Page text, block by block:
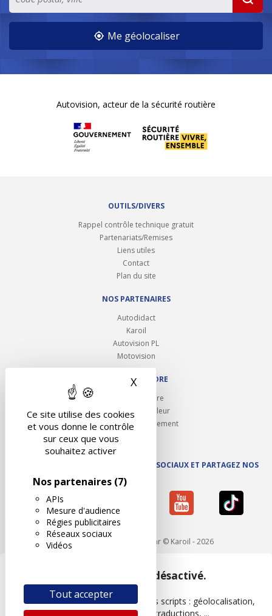
Ce site utilise des cookies
et vous donne le contrôle
sur ceux que vous
souhaitez activer
Nos partenaires (7)
APIs
Mesure d'audience
Régies publicitaires
Réseaux sociaux
Vidéos
Tout accepter
X Masquer le bandeau des
Me géolocaliser
Autovision, acteur de la sécurité routière
OUTILS/DIVERS
Rappel contrôle technique gratuit
Partenariats/Remises
Liens utiles
Contact
Plan du site
NOS PARTENAIRES
Autodidact
Karoil
Autovision PL
Motovision
NOUS REJOINDRE
Ouvrir un centre
Devenez contrôleur
Carrières et recrutement
SUIVEZ AUTOVISION SUR LES RÉSEAUX SOCIAUX ET PARTAGEZ NOS
ACTUS
Mentions légales - Réalisé par © Karoil - 2026
Google Maps est désactivé.
Les APIs permettent de charger des scripts : géolocalisation,
moteurs de recherche, traductions, ...